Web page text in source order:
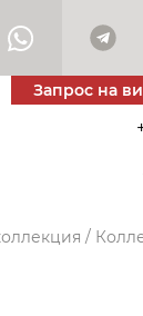
Запрос на
/